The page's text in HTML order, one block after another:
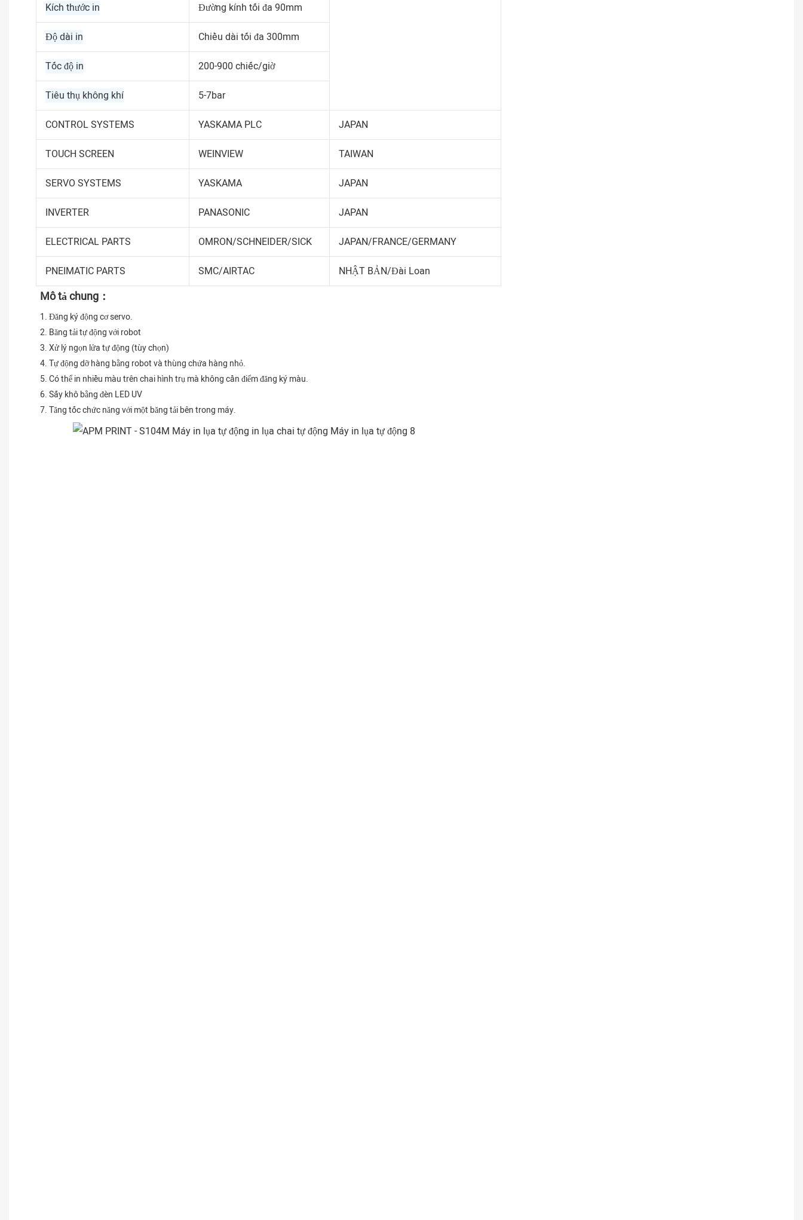
Kích thước in Đường kính tối đa 90mm
Độ dài in Chiều dài tối đa 300mm
Tốc độ in 200-900 chiếc/giờ
Tiêu thụ không khí 5-7bar
CONTROL SYSTEMS YASKAMA PLC JAPAN
TOUCH SCREEN WEINVIEW TAIWAN
SERVO SYSTEMS YASKAMA JAPAN
INVERTER PANASONIC JAPAN
ELECTRICAL PARTS OMRON/SCHNEIDER/SICK JAPAN/FRANCE/GERMANY
PNEIMATIC PARTS SMC/AIRTAC NHẬT BẢN/Đài Loan
Mô tả chung：
1. Đăng ký động cơ servo.
2. Băng tải tự động với robot
3. Xử lý ngọn lửa tự động (tùy chọn)
4. Tự động dỡ hàng bằng robot và thùng chứa hàng nhỏ.
5. Có thể in nhiều màu trên chai hình trụ mà không cần điểm đăng ký màu.
6. Sấy khô bằng đèn LED UV
7. Tăng tốc chức năng với một băng tải bên trong máy.